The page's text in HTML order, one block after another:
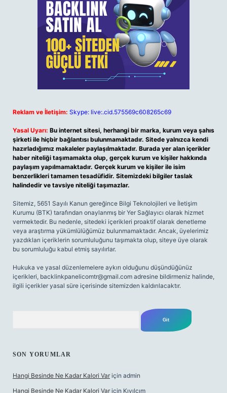
Reklam ve İletişim: Skype: live:.cid.575569c608265c69
Yasal Uyarı: Bu internet sitesi, herhangi bir marka, kurum veya şahıs
şirketi ile hiçbir bağlantısı bulunmamaktadır. Sitede yalnızca kendi
hazırladığımız makaleler paylaşılmaktadır. Burada yer alan içerikler
haber niteliği taşımamakta olup, gerçek kurum ve kişiler hakkında
paylaşım yapılmamaktadır. Gerçek kurum ve kişiler ile isim
benzerlikleri tamamen tesadüfidir. Sitemizdeki bilgiler taslak
halindedir ve tavsiye niteliği taşımazlar.
Sitemiz, 5651 Sayılı Kanun gereğince Bilgi Teknolojileri ve İletişim
Kurumu (BTK) tarafından onaylanmış bir Yer Sağlayıcı olarak hizmet
vermektedir. Bu nedenle, sitedeki içerikleri proaktif olarak denetleme
veya araştırma yükümlülüğümüz bulunmamaktadır. Ancak, üyelerimiz
yazdıkları içeriklerin sorumluluğunu taşımakta olup, siteye üye olarak
bu sorumluluğu kabul etmiş sayılırlar.
Hukuka ve yasal düzenlemelere aykırı olduğunu düşündüğünüz
içerikleri, backlinkpanelicomtr@gmail.com adresine bildirmeniz halinde,
ilgili içerikler yasal süre içerisinde sitemizden kaldırılacaktır.
SON YORUMLAR
Hangi Besinde Ne Kadar Kalori Var için admin
Hangi Besinde Ne Kadar Kalori Var için Kıvılcım